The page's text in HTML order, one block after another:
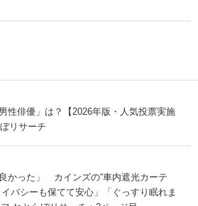
いと思う「横浜家系ラーメン店」はどこ？
と思うボーカリストは？